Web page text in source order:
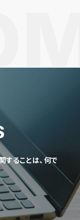
ることは、何で